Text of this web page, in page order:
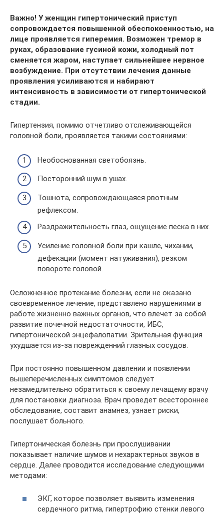
Важно! У женщин гипертонический приступ
сопровождается повышенной обеспокоенностью, на
лице проявляется гиперемия. Возможен тремор в
руках, образование гусиной кожи, холодный пот
сменяется жаром, наступает сильнейшее нервное
возбуждение. При отсутствии лечения данные
проявления усиливаются и набирают
интенсивность в зависимости от гипертонической
стадии.
Гипертензия, помимо отчетливо отслеживающейся
головной боли, проявляется такими состояниями:
Необоснованная светобоязнь.
Посторонний шум в ушах.
Тошнота, сопровождающаяся рвотным
рефлексом.
Раздражительность глаз, ощущение песка в них.
Усиление головной боли при кашле, чихании,
дефекации (момент натуживания), резком
повороте головой.
Осложненное протекание болезни, если не оказано
своевременное лечение, представлено нарушениями в
работе жизненно важных органов, что влечет за собой
развитие почечной недостаточности, ИБС,
гипертонической энцефалопатии. Зрительная функция
ухудшается из-за поврежденний глазных сосудов.
При постоянно повышенном давлении и появлении
вышеперечисленных симптомов следует
незамедлительно обратиться к своему лечащему врачу
для постановки диагноза. Врач проведет всестороннее
обследование, составит анамнез, узнает риски,
послушает больного.
Гипертоническая болезнь при прослушивании
показывает наличие шумов и нехарактерных звуков в
сердце. Далее проводится исследование следующими
методами:
ЭКГ, которое позволяет выявить изменения
сердечного ритма, гипертрофию стенки левого